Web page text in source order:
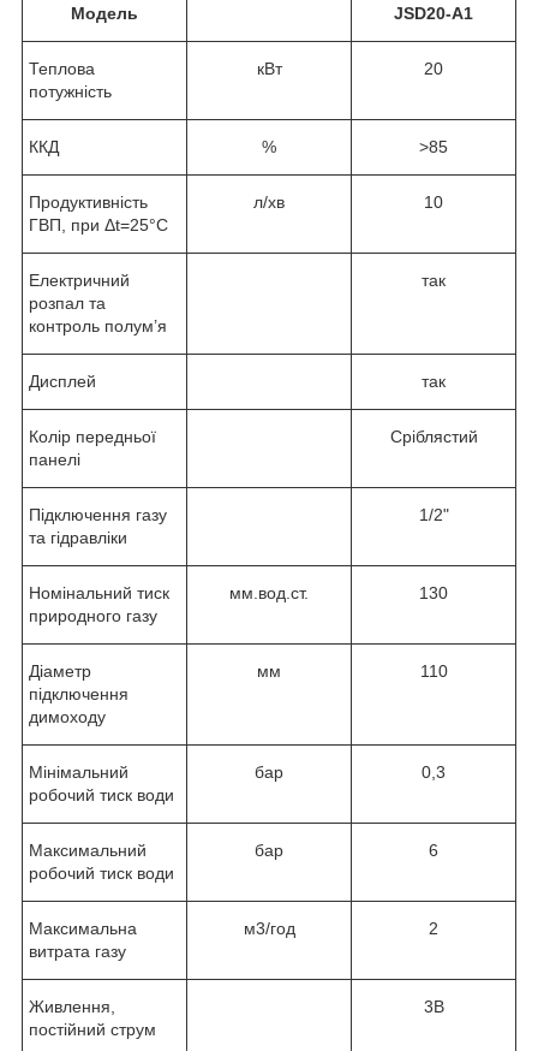
Модель JSD20-A1
Теплова
потужність
кВт 20
ККД % >85
Продуктивність
ГВП, при Δt=25°C
л/хв 10
Електричний
розпал та
контроль полум’я
так
Дисплей так
Колір передньої
панелі
Сріблястий
Підключення газу
та гідравліки
1/2"
Номінальний тиск
природного газу
мм.вод.ст. 130
Діаметр
підключення
димоходу
мм 110
Мінімальний
робочий тиск води
бар 0,3
Максимальний
робочий тиск води
бар 6
Максимальна
витрата газу
м3/год 2
Живлення,
постійний струм
3В